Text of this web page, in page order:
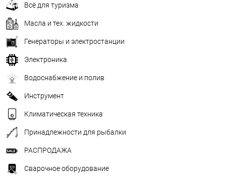
Всё для туризма
Масла и тех. жидкости
Генераторы и электростанции
Электроника
Водоснабжение и полив
Инструмент
Климатическая техника
Принадлежности для рыбалки
РАСПРОДАЖА
Сварочное оборудование